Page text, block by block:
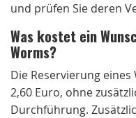
und prüfen Sie deren
Was kostet ein
Worms?
Die Reservierung
2,60 Euro, ohne
Durchführung.